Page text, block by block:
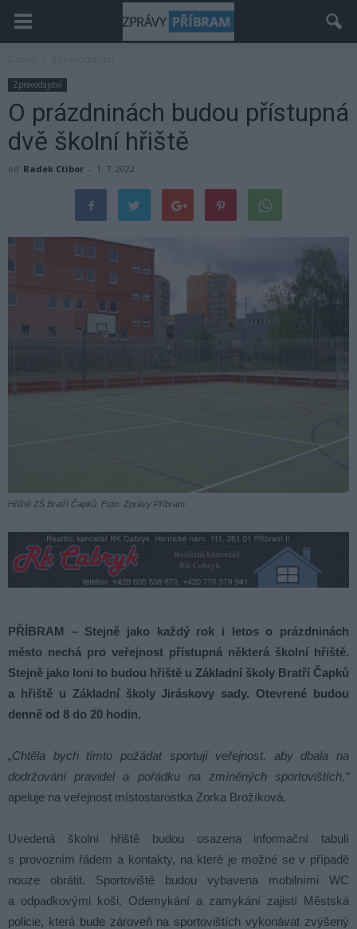
Zpravodajství
O prázdninách budou přístupná
dvě školní hřiště
od Radek Ctibor - 1. 7. 2022
Hřiště ZŠ Bratří Čapků. Foto: Zprávy Příbram
PŘÍBRAM – Stejně jako každý rok i letos o prázdninách
město nechá pro veřejnost přístupná některá školní hřiště.
Stejně jako loni to budou hřiště u Základní školy Bratří Čapků
a hřiště u Základní školy Jiráskovy sady. Otevrené budou
denně od 8 do 20 hodin.
„Chtěla bych tímto požádat sportují veřejnost, aby dbala na
dodržování pravidel a pořádku na zmíněných sportovištích,“
apeluje na veřejnost místostarostka Zorka Brožíková.
Uvedená školní hřiště budou osazena informační tabulí
s provozním řádem a kontakty, na které je možné se v případě
nouze obrátit. Sportoviště budou vybavena mobilními WC
a odpadkovými koši. Odemykání a zamykání zajistí Městská
policie, která bude zároveň na sportovištích vykonávat zvýšený